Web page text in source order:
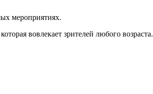
мероприятиях.
вовлекает зрителей любого возраста.